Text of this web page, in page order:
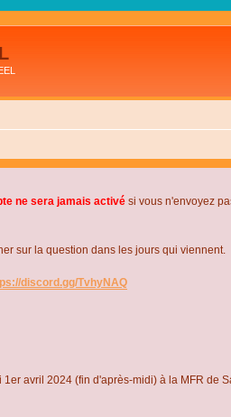
ne sera jamais activé si vous n'envoyez
sur la question dans les jours qui viennent.
discord.gg/TvhyNAQ
avril 2024 (fin d'après-midi) à la MFR de